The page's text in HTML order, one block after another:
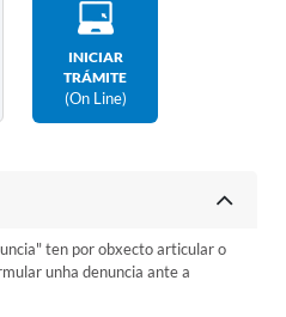
INICIAR
TRÁMITE
(on Line)
ten por obxecto articular o
unha denuncia ante a